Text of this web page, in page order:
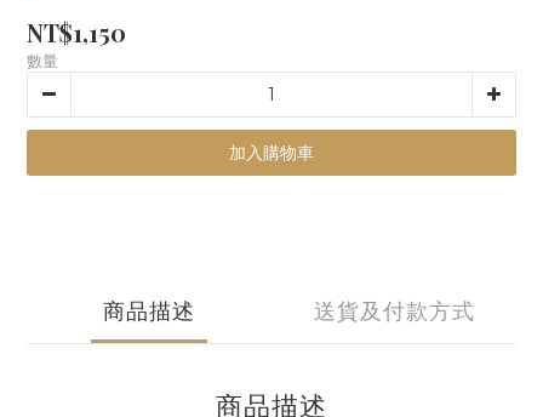
NT$1,150
數量
加入購物車
商品描述 送貨及付款方式
商品描述